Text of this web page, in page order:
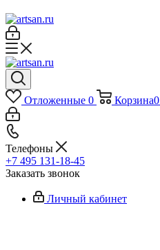
Отложенные 0 Корзина0
Телефоны
+7 495 131-18-45
Заказать звонок
Личный кабинет